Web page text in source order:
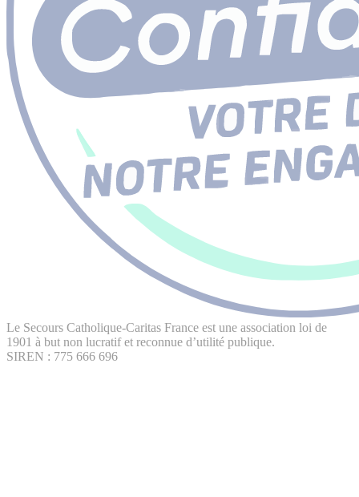
Le Secours Catholique-Caritas France est une association loi de
1901 à but non lucratif et reconnue d’utilité publique.
SIREN : 775 666 696